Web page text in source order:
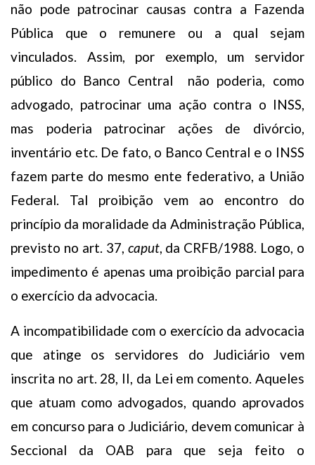
não pode patrocinar causas contra a Fazenda
Pública que o remunere ou a qual sejam
vinculados. Assim, por exemplo, um servidor
público do Banco Central não poderia, como
advogado, patrocinar uma ação contra o INSS,
mas poderia patrocinar ações de divórcio,
inventário etc. De fato, o Banco Central e o INSS
fazem parte do mesmo ente federativo, a União
Federal. Tal proibição vem ao encontro do
princípio da moralidade da Administração Pública,
previsto no art. 37, caput, da CRFB/1988. Logo, o
impedimento é apenas uma proibição parcial para
o exercício da advocacia.
A incompatibilidade com o exercício da advocacia
que atinge os servidores do Judiciário vem
inscrita no art. 28, II, da Lei em comento. Aqueles
que atuam como advogados, quando aprovados
em concurso para o Judiciário, devem comunicar à
Seccional da OAB para que seja feito o